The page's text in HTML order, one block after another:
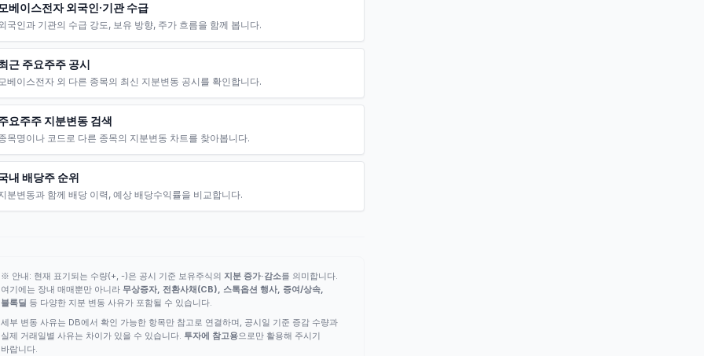
베이스전자 외국인·기관 수급
국인과 기관의 수급 강도, 보유 방향, 주가 흐름을 함께 봅니다.
근 주요주주 공시
베이스전자 외 다른 종목의 최신 지분변동 공시를 확인합니다.
요주주 지분변동 검색
목명이나 코드로 다른 종목의 지분변동 차트를 찾아봅니다.
내 배당주 순위
분변동과 함께 배당 이력, 예상 배당수익률을 비교합니다.
※ 안내: 현재 표기되는 수량(+, -)은 공시 기준 보유주식의 지분 증가·감소를 의미합니다.
여기에는 장내 매매뿐만 아니라 무상증자, 전환사채(CB), 스톡옵션 행사, 증여/상속,
블록딜 등 다양한 지분 변동 사유가 포함될 수 있습니다.
세부 변동 사유는 DB에서 확인 가능한 항목만 참고로 연결하며, 공시일 기준 증감 수량과
실제 거래일별 사유는 차이가 있을 수 있습니다. 투자에 참고용으로만 활용해 주시기
바랍니다.